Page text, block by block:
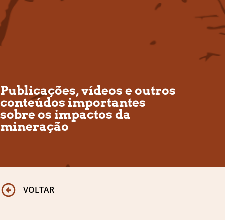
Publicações, vídeos e outros
conteúdos importantes
sobre os impactos da
mineração
VOLTAR